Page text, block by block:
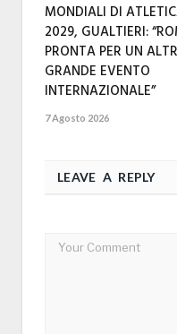
MONDIALI DI
2029, GUALTIERI:
PRONTA PER UN
GRANDE EVENTO
INTERNAZIONALE”
7 Agosto 2026
LEAVE A REPLY